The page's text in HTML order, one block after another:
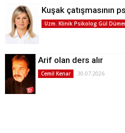
Kuşak çatışmasının
Uzm. Klinik Psikolog Gül
Arif olan ders alır
Cemil Kenar 30.07.2026